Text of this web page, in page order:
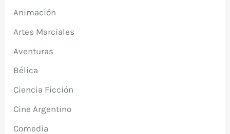
Animación
Artes Marciales
Aventuras
Bélica
Ciencia Ficción
Cine Argentino
Comedia